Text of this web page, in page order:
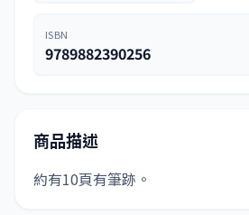
ISBN
9789882390256
商品描述
約有10頁有筆跡。